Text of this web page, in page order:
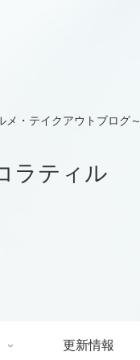
メ・テイクアウトブログ～
ラティル
更新情報